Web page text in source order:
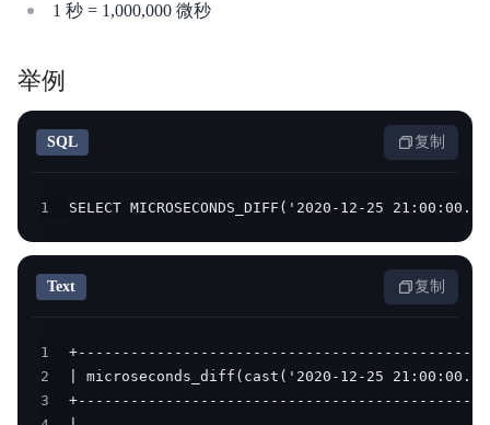
1 秒 = 1,000,000 微秒
举例
SQL 复制
1 SELECT MICROSECONDS_DIFF('2020-12-25
Text 复制
1
2
3